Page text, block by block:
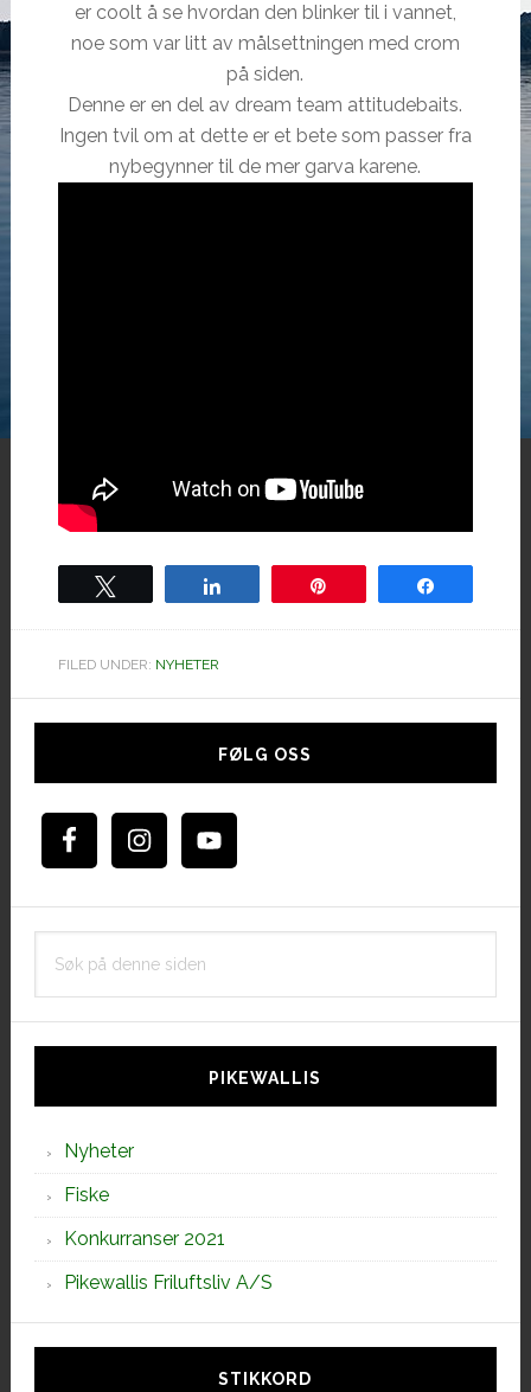
er coolt å se hvordan den blinker til i vannet,
noe som var litt av målsettningen med crom
på siden.
Denne er en del av dream team attitudebaits.
Ingen tvil om at dette er et bete som passer fra
nybegynner til de mer garva karene.
FILED UNDER: NYHETER
Hoved
FØLG OSS
PIKEWALLIS
Nyheter
Fiske
Konkurranser 2021
Pikewallis Friluftsliv A/S
STIKKORD